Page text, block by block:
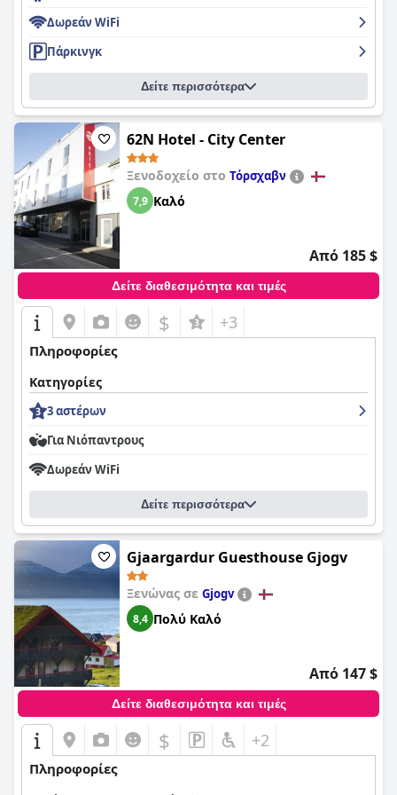
Δωρεάν WiFi
Πάρκινγκ
Δείτε περισσότερα
62N Hotel - City Center
Ξενοδοχείο στο Τόρσχαβν
7,9 Καλό
Από 185 $
Δείτε διαθεσιμότητα και τιμές
$ +3
Πληροφορίες
Κατηγορίες
3 αστέρων
Για Νιόπαντρους
Δωρεάν WiFi
Δείτε περισσότερα
Gjaargardur Guesthouse Gjogv
Ξενώνας σε Gjogv
8,4 Πολύ Καλό
Από 147 $
Δείτε διαθεσιμότητα και τιμές
$ +2
Πληροφορίες